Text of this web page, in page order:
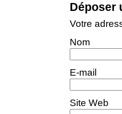
Déposer
Votre
Nom
E-mail
Site Web